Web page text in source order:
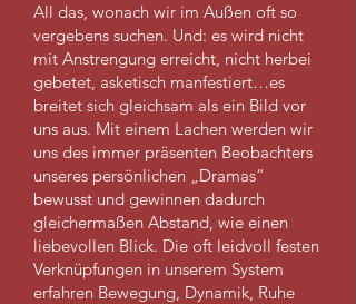
All das, wonach wir im Außen oft so
vergebens suchen. Und: es wird nicht
mit Anstrengung erreicht, nicht herbei
gebetet, asketisch manfestiert…es
breitet sich gleichsam als ein Bild vor
uns aus. Mit einem Lachen werden wir
uns des immer präsenten Beobachters
unseres persönlichen „Dramas“
bewusst und gewinnen dadurch
gleichermaßen Abstand, wie einen
liebevollen Blick. Die oft leidvoll festen
Verknüpfungen in unserem System
erfahren Bewegung, Dynamik, Ruhe